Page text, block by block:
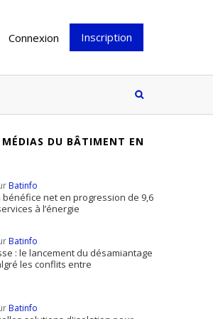
Connexion Inscription
toutes ses formes a-t-
place dans un monde
salle de bains : gagner
DU BÂTIMENT EN
Batinfo
bénéfice net en progression de 9,6
à l’énergie
Batinfo
: le lancement du désamiantage
les conflits entre
Batinfo